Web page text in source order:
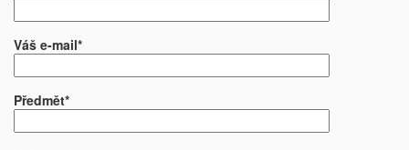
Váš e-mail*
Předmět*